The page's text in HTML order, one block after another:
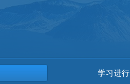
学习进